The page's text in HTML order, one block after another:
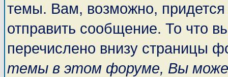
темы. Вам, возможно, придется
отправить сообщение. То что
перечислено внизу страницы
темы в этом форуме, Вы